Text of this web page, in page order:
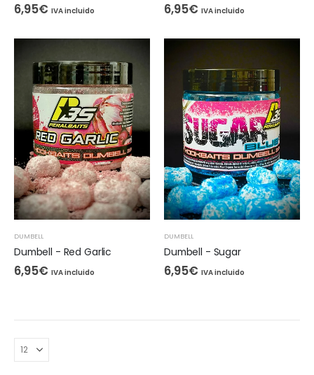
6,95€ IVA incluido 6,95€ IVA incluido
DUMBELL
Dumbell - Red Garlic
6,95€ IVA incluido
DUMBELL
Dumbell - Sugar
6,95€ IVA incluido